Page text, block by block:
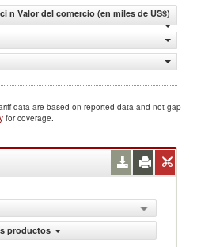
n Valor del comercio (en miles de US$)
data are based on reported data and not gap
for coverage.
productos